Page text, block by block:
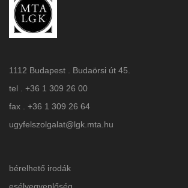
1112 Budapest . Budaörsi út 45.
tel . +36 1 309 26 00
fax . +36 1 309 26 64
ugyfelszolgalat@lgk.mta.hu
bérelhető irodák